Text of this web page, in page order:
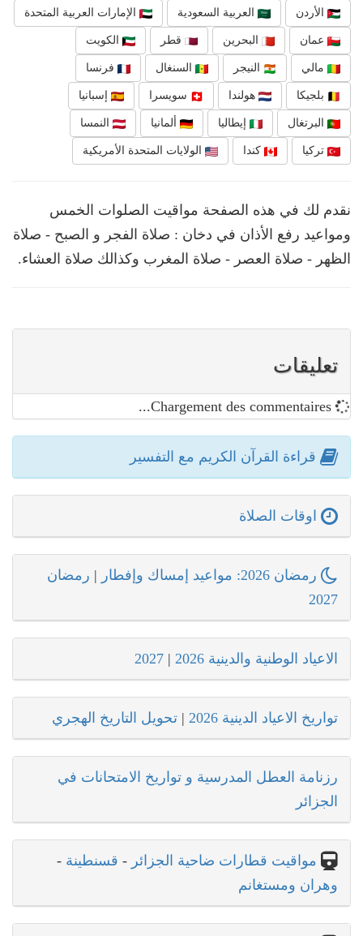
الأردن العربية السعودية الإمارات العربية المتحدة
عمان البحرين قطر الكويت
مالي النيجر السنغال فرنسا
بلجيكا هولندا سويسرا إسبانيا
البرتغال إيطاليا ألمانيا النمسا
تركيا كندا الولايات المتحدة الأمريكية
نقدم لك في هذه الصفحة مواقيت الصلوات الخمس
ومواعيد رفع الأذان في دخان : صلاة الفجر و الصبح - صلاة
الظهر - صلاة العصر - صلاة المغرب وكذالك صلاة العشاء.
تعليقات
Chargement des commentaires...
قراءة القرآن الكريم مع التفسير
اوقات الصلاة
رمضان 2026: مواعيد إمساك وإفطار | رمضان
2027
الاعياد الوطنية والدينية 2026 |
2027
تواريخ الاعياد الدينية 2026 | تحويل التاريخ الهجري
رزنامة العطل المدرسية و تواريخ الامتحانات في
الجزائر
مواقيت قطارات ضاحية الجزائر - قسنطينة -
وهران ومستغانم